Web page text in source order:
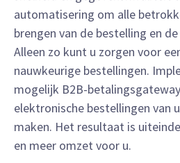
automatisering om alle
brengen van de bestelling en
Alleen zo kunt u zorgen voor
nauwkeurige bestellingen.
mogelijk B2B-
elektronische bestellingen van
maken. Het resultaat is
en meer omzet voor u.